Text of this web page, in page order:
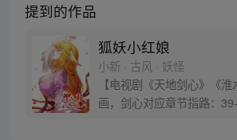
提到的作品
狐妖小红娘
小新 · 古风 · 妖怪
【电视剧《天地剑心》《
画，剑心对应章节指路：